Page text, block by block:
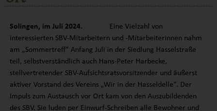
Solingen, im Juli 2024. Eine Vielzahl von
interessierten SBV-Mitarbeitern und -Mitarbeiterinnen nahm
am „Sommertreff“ Anfang Juli in der Siedlung Hasselstraße
teil, selbstverständlich auch Hans-Peter Harbecke,
stellvertretender SBV-Aufsichtsratsvorsitzender und äußerst
aktiver Vorstand des Vereins „Wir in der Hasseldelle“. Der
Impuls zum Austausch vor Ort kam von den Auszubildenden
des SBV. Sie luden per Einwurf-Schreiben alle Bewohner und